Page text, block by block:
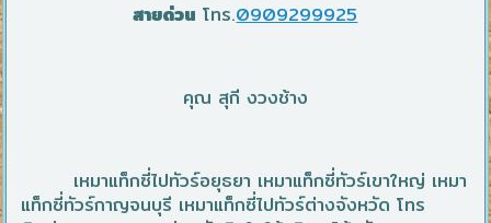
สายด่วน โทร.0909299925
คุณ สุกี งวงช้าง
เหมาแท็กซี่ไปทัวร์อยุธยา เหมาแท็กซี่ทัวร์เขาใหญ่ เหมา
แท็กซี่ทัวร์กาญจนบุรี เหมาแท็กซี่ไปทัวร์ต่างจังหวัด โทร